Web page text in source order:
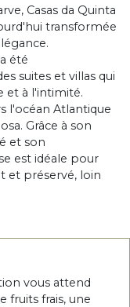
Casas da Quinta
transformée
été
suites et villas qui
et à l'intimité.
l'océan Atlantique
Grâce à son
et son
est idéale pour
et préservé, loin
vous attend
fruits frais, une